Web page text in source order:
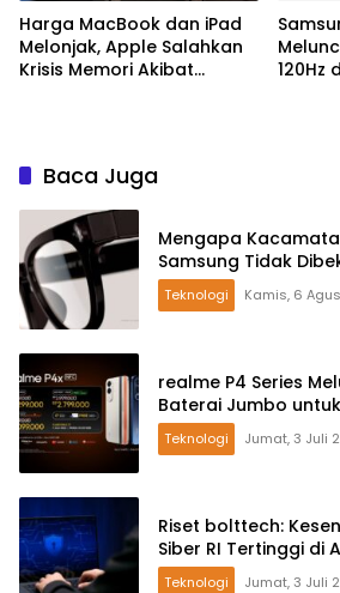
Harga MacBook dan iPad
Melonjak, Apple Salahkan
Krisis Memori Akibat
120Hz
Baca Juga
Mengapa
Samsung Tidak
Teknologi Kamis, 6
realme P4 Series
Baterai Jumbo
Teknologi Jumat, 3 Juli
Riset bolttech:
Siber RI Tertinggi di
Teknologi Jumat, 3 Juli